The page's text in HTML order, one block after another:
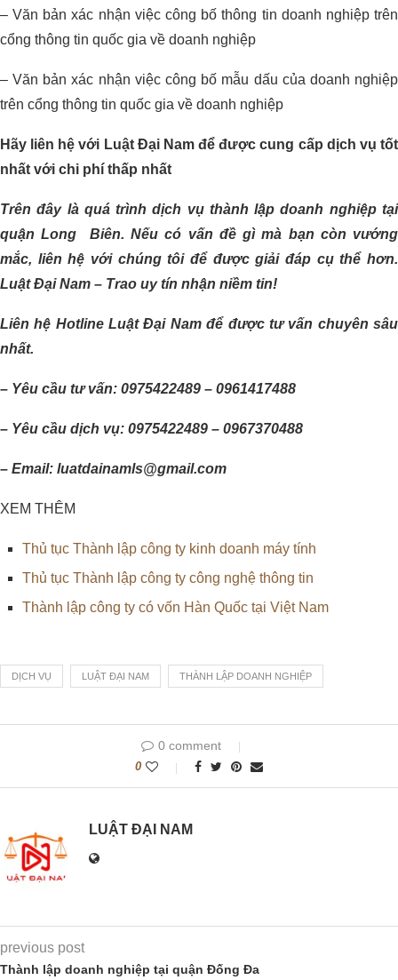
– Văn bản xác nhận việc công bố thông tin doanh nghiệp trên
cổng thông tin quốc gia về doanh nghiệp
– Văn bản xác nhận việc công bố mẫu dấu của doanh nghiệp
trên cổng thông tin quốc gia về doanh nghiệp
Hãy liên hệ với Luật Đại Nam để được cung cấp dịch vụ tốt
nhất với chi phí thấp nhất
Trên đây là quá trình dịch vụ thành lập doanh nghiệp tại
quận Long Biên. Nếu có vấn đề gì mà bạn còn vướng
mắc, liên hệ với chúng tôi để được giải đáp cụ thể hơn.
Luật Đại Nam – Trao uy tín nhận niềm tin!
Liên hệ Hotline Luật Đại Nam để được tư vấn chuyên sâu
nhất.
– Yêu cầu tư vấn: 0975422489 – 0961417488
– Yêu cầu dịch vụ: 0975422489 – 0967370488
– Email: luatdainamls@gmail.com
XEM THÊM
Thủ tục Thành lập công ty kinh doanh máy tính
Thủ tục Thành lập công ty công nghệ thông tin
Thành lập công ty có vốn Hàn Quốc tại Việt Nam
DỊCH VỤ LUẬT ĐẠI NAM THÀNH LẬP DOANH NGHIỆP
0 comment
0
LUẬT ĐẠI NAM
previous post
Thành lập doanh nghiệp tại quận Đống Đa